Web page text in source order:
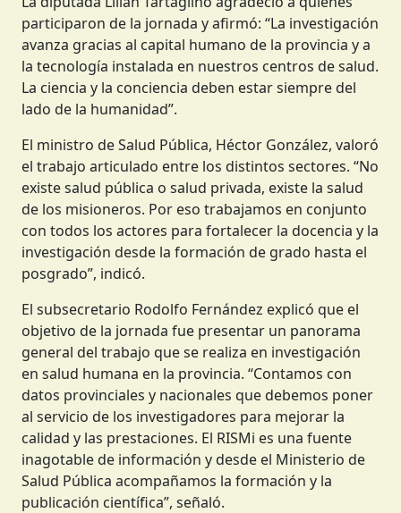
participaron de la jornada y afirmó: “La investigación
avanza gracias al capital humano de la provincia y a
la tecnología instalada en nuestros centros de salud.
La ciencia y la conciencia deben estar siempre del
lado de la humanidad”.
El ministro de Salud Pública, Héctor González, valoró
el trabajo articulado entre los distintos sectores. “No
existe salud pública o salud privada, existe la salud
de los misioneros. Por eso trabajamos en conjunto
con todos los actores para fortalecer la docencia y la
investigación desde la formación de grado hasta el
posgrado”, indicó.
El subsecretario Rodolfo Fernández explicó que el
objetivo de la jornada fue presentar un panorama
general del trabajo que se realiza en investigación
en salud humana en la provincia. “Contamos con
datos provinciales y nacionales que debemos poner
al servicio de los investigadores para mejorar la
calidad y las prestaciones. El RISMi es una fuente
inagotable de información y desde el Ministerio de
Salud Pública acompañamos la formación y la
publicación científica”, señaló.